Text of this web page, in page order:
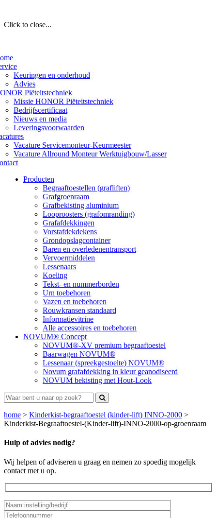
Click to close...
Keuringen en onderhoud
Advies
Piëteitstechniek
Missie HONOR Piëteitstechniek
Bedrijfscertificaat
Nieuws en media
Leveringsvoorwaarden
Vacature Servicemonteur-Keurmeester
Vacature Allround Monteur Werktuigbouw/Lasser
Producten
Begraaftoestellen (grafliften)
Grafgroenraam
Grafbekisting aluminium
Looproosters (grafomranding)
Grafafdekkingen
Vorstafdekdekens
Grondopslagcontainer
Baren en overledenentransport
Vervoermiddelen
Lessenaars
Koeling
Tekst- en nummerborden
Urn toebehoren
Vazen en toebehoren
Rouwkransen standaard
Informatievitrine
Alle accessoires en toebehoren
NOVUM® Concept
NOVUM®-XV premium begraaftoestel
Baarwagen NOVUM®
Lessenaar (spreekgestoelte) NOVUM®
Novum grafafdekking in kleur geanodiseerd
NOVUM bekisting met Hout-Look
home > Kinderkist-begraaftoestel (kinder-lift) INNO-2000 >
Kinderkist-Begraaftoestel-(Kinder-lift)-INNO-2000-op-groenraam
Hulp of advies nodig?
Wij helpen of adviseren u graag en nemen zo spoedig mogelijk
contact met u op.